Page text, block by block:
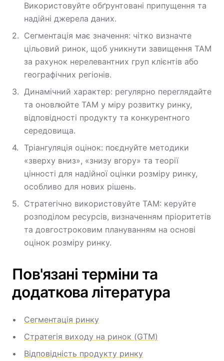
Використовуйте обґрунтовані припущення та
надійні джерела даних.
Сегментація має значення: чітко визначте
цільовий ринок, щоб уникнути завищення TAM
за рахунок нерелевантних груп клієнтів або
географічних регіонів.
Динамічний характер: регулярно переглядайте
та оновлюйте TAM у міру розвитку ринку,
відповідності продукту та конкурентного
середовища.
Тріангуляція оцінок: поєднуйте методики
«зверху вниз», «знизу вгору» та теорії
цінності для надійної оцінки розміру ринку,
особливо для нових рішень.
Стратегічно використовуйте TAM: керуйте
розподілом ресурсів, визначенням пріоритетів
та довгостроковим плануванням на основі
оцінок розміру ринку.
Пов'язані терміни та
додаткова література
Сегментація ринку
Стратегія виходу на ринок (GTM)
Відповідність продукту ринку